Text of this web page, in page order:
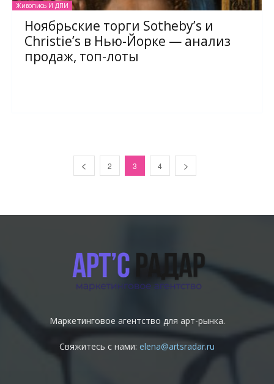
Живопись И ДПИ
Ноябрьские торги Sotheby’s и
Christie’s в Нью-Йорке — анализ
продаж, топ-лоты
2 3 4
Маркетинговое агентство для арт-рынка.
Свяжитесь с нами: elena@artsradar.ru